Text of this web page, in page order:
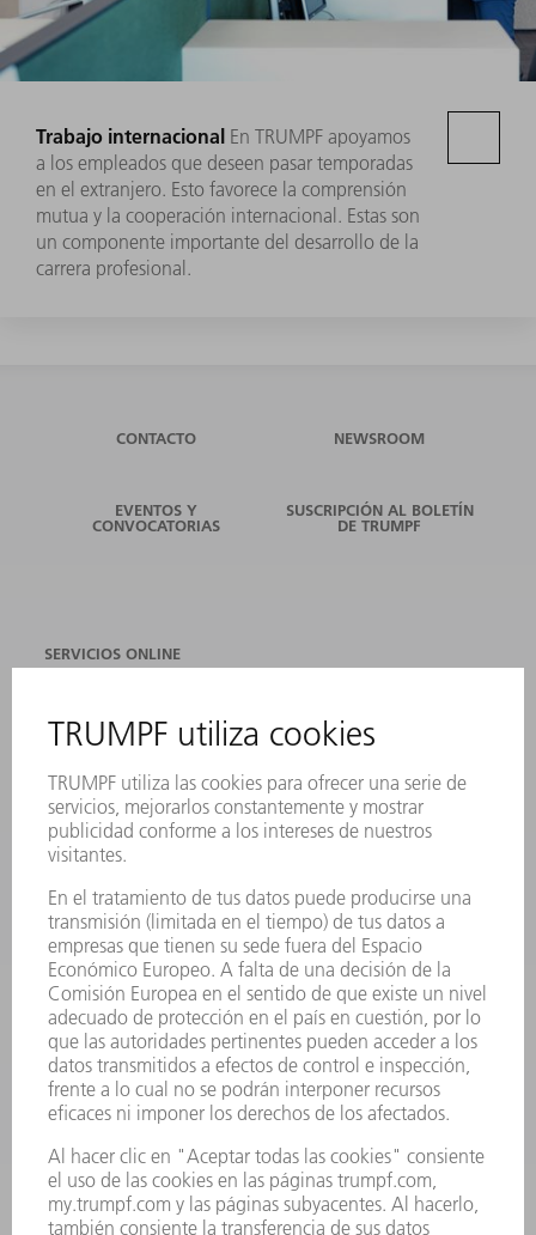
Trabajo internacional En TRUMPF apoyamos
a los empleados que deseen pasar temporadas
en el extranjero. Esto favorece la comprensión
mutua y la cooperación internacional. Estas son
un componente importante del desarrollo de la
carrera profesional.
CONTACTO NEWSROOM
EVENTOS Y
CONVOCATORIAS
SUSCRIPCIÓN AL BOLETÍN
DE TRUMPF
SERVICIOS ONLINE
EVENTOS Y CONVOCATORIAS
REGISTRO PARA EL BOLETÍN INFORMATIVO
FICHAS TÉCNICAS DE SEGURIDAD
PRODUCTOS
MÁQUINAS Y SISTEMAS
LÁSER
HERRAMIENTAS PORTÁTILES
FÁBRICA INTELIGENTE
SOFTWARE
SERVICIOS
APLICACIONES
SECTORES
EMPRESA
CARRERA PROFESIONAL
OFERTAS DE TRABAJO
PERFIL DE LA EMPRESA
INFORME ANUAL
PRINCIPIOS CORPORATIVOS
CUMPLIMIENTO
SISTEMA DE INFORMADORES